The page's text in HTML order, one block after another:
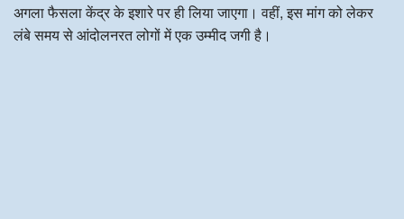
अगला फैसला केंद्र के इशारे पर ही लिया जाएगा। वहीं, इस मांग को लेकर
लंबे समय से आंदोलनरत लोगों में एक उम्मीद जगी है।